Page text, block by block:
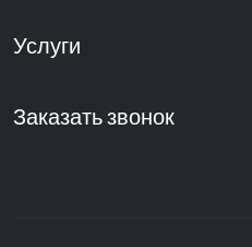
Услуги
Заказать звонок